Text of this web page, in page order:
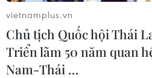
vietnamplus.vn
Chủ tịch Quốc hội Thái
Triển lãm 50 năm quan
Nam-Thái …